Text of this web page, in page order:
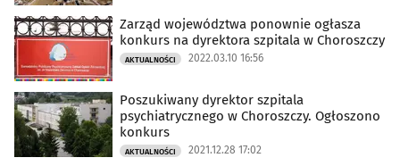
Zarząd województwa ponownie ogłasza
konkurs na dyrektora szpitala w Choroszczy
AKTUALNOŚCI 2022.03.10 16:56
Poszukiwany dyrektor szpitala
psychiatrycznego w Choroszczy. Ogłoszono
konkurs
AKTUALNOŚCI 2021.12.28 17:02